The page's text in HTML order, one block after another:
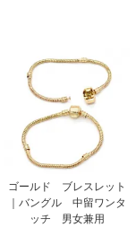
ゴールド ブレスレット
｜バングル 中留ワンタ
ッチ 男女兼用